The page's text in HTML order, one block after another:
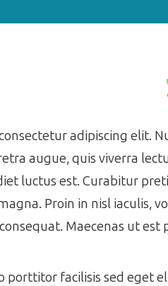
adipiscing elit.
augue, quis viverra
luctus est. Curabitur
Proin in nisl iaculis,
Maecenas ut
porttitor facilisis sed eget